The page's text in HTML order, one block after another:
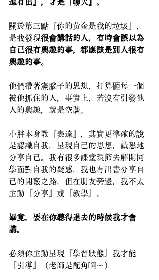
進有出』，才是『聊天』。
關於第三點『你的黃金是我的垃圾』，
是我發現很會講話的人，有時會誤以為
自己很有興趣的事，都應該是別人很有
興趣的事。
他們帶著滿腦子的思想，打算砸每一個
被他抓住的人，事實上，若沒有引發他
人的興趣，就是空談。
小胖本身教『表達』，其實更準確的說
是認識自我，呈現自己的思想，誠懇地
分享自己。我有很多課堂環節去解開同
學面對自我的疑惑，我也有出書分享自
己的開竅之路，但在朋友旁邊，我不太
主動『分享』或『教學』。
畢竟，要在你聽得進去的時候我才會
講。
必須你主動呈現『學習狀態』我才能
『引導』（老師是配角啊～）